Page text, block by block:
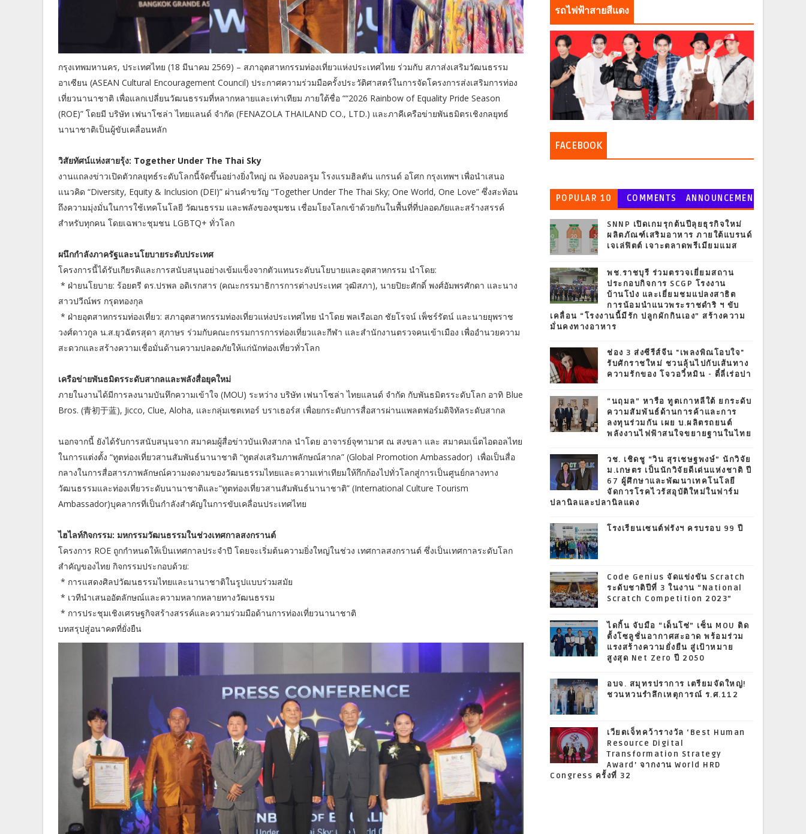
กรุงเทพมหานคร, ประเทศไทย (18 มีนาคม 2569) – สภาอุตสาหกรรมท่องเที่ยวแห่งประเทศไทย ร่วมกับ สภาส่งเสริมวัฒนธรรม
อาเซียน (ASEAN Cultural Encouragement Council) ประกาศความร่วมมือครั้งประวัติศาสตร์ในการจัดโครงการส่งเสริมการท่อง
เที่ยวนานาชาติ เพื่อแลกเปลี่ยนวัฒนธรรมที่หลากหลายและเท่าเทียม ภายใต้ชื่อ ““2026 Rainbow of Equality Pride Season
(ROE)” โดยมี บริษัท เฟนาโซล่า ไทยแลนด์ จำกัด (FENAZOLA THAILAND CO., LTD.) และภาคีเครือข่ายพันธมิตรเชิงกลยุทธ์
นานาชาติเป็นผู้ขับเคลื่อนหลัก
วิสัยทัศน์แห่งสายรุ้ง: Together Under The Thai Sky
งานแถลงข่าวเปิดตัวกลยุทธ์ระดับโลกนี้จัดขึ้นอย่างยิ่งใหญ่ ณ ห้องบอลรูม โรงแรมฮิลตัน แกรนด์ อโศก กรุงเทพฯ เพื่อนำเสนอ
แนวคิด “Diversity, Equity & Inclusion (DEI)” ผ่านคำขวัญ “Together Under The Thai Sky; One World, One Love” ซึ่งสะท้อน
ถึงความมุ่งมั่นในการใช้เทคโนโลยี วัฒนธรรม และพลังของชุมชน เชื่อมโยงโลกเข้าด้วยกันในพื้นที่ที่ปลอดภัยและสร้างสรรค์
สำหรับทุกคน โดยเฉพาะชุมชน LGBTQ+ ทั่วโลก
ผนึกกำลังภาครัฐและนโยบายระดับประเทศ
โครงการนี้ได้รับเกียรติและการสนับสนุนอย่างเข้มแข็งจากตัวแทนระดับนโยบายและอุตสาหกรรม นำโดย:
* ฝ่ายนโยบาย: ร้อยตรี ดร.ปรพล อดิเรกสาร (คณะกรรมาธิการการต่างประเทศ วุฒิสภา), นายปิยะศักดิ์ พงศ์อัมพรศักดา และนาง
สาวปวีณ์พร กรุดทองกุล
* ฝ่ายอุตสาหกรรมท่องเที่ยว: สภาอุตสาหกรรมท่องเที่ยวแห่งประเทศไทย นำโดย พลเรือเอก ชัยโรจน์ เพ็ชร์รัตน์ และนายยุพราช
วงศ์ดาวกูล น.ส.ยุวฉัตรสุดา สุภาษร ร่วมกับคณะกรรมการการท่องเที่ยวและกีฬา และสำนักงานตรวจคนเข้าเมือง เพื่ออำนวยความ
สะดวกและสร้างความเชื่อมั่นด้านความปลอดภัยให้แก่นักท่องเที่ยวทั่วโลก
เครือข่ายพันธมิตรระดับสากลและพลังสื่อยุคใหม่
ภายในงานได้มีการลงนามบันทึกความเข้าใจ (MOU) ระหว่าง บริษัท เฟนาโซล่า ไทยแลนด์ จำกัด กับพันธมิตรระดับโลก อาทิ Blue
Bros. (青初于蓝), Jicco, Clue, Aloha, และกลุ่มเซตเทอร์ บราเธอร์ส เพื่อยกระดับการสื่อสารผ่านแพลตฟอร์มดิจิทัลระดับสากล
นอกจากนี้ ยังได้รับการสนับสนุนจาก สมาคมผู้สื่อข่าวบันเทิงสากล นำโดย อาจารย์จุฑามาศ ณ สงขลา และ สมาคมเน็ตไอดอลไทย
ในการแต่งตั้ง “ทูตท่องเที่ยวสานสัมพันธ์นานาชาติ “ทูตส่งเสริมภาพลักษณ์สากล” (Global Promotion Ambassador) เพื่อเป็นสื่อ
กลางในการสื่อสารภาพลักษณ์ความงดงามของวัฒนธรรมไทยและความเท่าเทียมให้กึกก้องไปทั่วโลกสู่การเป็นศูนย์กลางทาง
วัฒนธรรมและท่องเที่ยวระดับนานาชาติและ“ทูตท่องเที่ยวสานสัมพันธ์นานาชาติ” (International Culture Tourism
Ambassador)บุคลากรที่เป็นกำลังสำคัญในการขับเคลื่อนประเทศไทย
ไฮไลท์กิจกรรม: มหกรรมวัฒนธรรมในช่วงเทศกาลสงกรานต์
โครงการ ROE ถูกกำหนดให้เป็นเทศกาลประจำปี โดยจะเริ่มต้นความยิ่งใหญ่ในช่วง เทศกาลสงกรานต์ ซึ่งเป็นเทศกาลระดับโลก
สำคัญของไทย กิจกรรมประกอบด้วย:
* การแสดงศิลปวัฒนธรรมไทยและนานาชาติในรูปแบบร่วมสมัย
* เวทีนำเสนออัตลักษณ์และความหลากหลายทางวัฒนธรรม
* การประชุมเชิงเศรษฐกิจสร้างสรรค์และความร่วมมือด้านการท่องเที่ยวนานาชาติ
บทสรุปสู่อนาคตที่ยั่งยืน
รถไฟฟ้าสายสีแดง
FACEBOOK
POPULAR 10 COMMENTS
ANNOUNCEMEN
T
SNNP เปิดเกมรุกต้นปีลุยธุรกิจใหม่
ผลิตภัณฑ์เสริมอาหาร ภายใต้แบรนด์
เจเล่ฟิตต์ เจาะตลาดพรีเมียมแมส
พช.ราชบุรี ร่วมตรวจเยี่ยมสถาน
ประกอบกิจการ SCGP โรงงาน
บ้านโป่ง และเยี่ยมชมแปลงสาธิต
การน้อมนำแนวพระราชดำริ ฯ ขับ
เคลื่อน “โรงงานนี้มีรัก ปลูกผักกินเอง” สร้างความ
มั่นคงทางอาหาร
ช่อง 3 ส่งซีรีส์จีน "เพลงพิณโอบใจ"
รับศักราชใหม่ ชวนลุ้นไปกับเส้นทาง
ความรักของ โจวอวี๋หมิน - ตี๋ลี่เร่อปา
“นฤมล” หารือ ทูตเกาหลีใต้ ยกระดับ
ความสัมพันธ์ด้านการค้าและการ
ลงทุนร่วมกัน เผย บ.ผลิตรถยนต์
พลังงานไฟฟ้าสนใจขยายฐานในไทย
วช. เชิดชู “วิน สุรเชษฐพงษ์” นักวิจัย
ม.เกษตร เป็นนักวิจัยดีเด่นแห่งชาติ ปี
67 ผู้ศึกษาและพัฒนาเทคโนโลยี
จัดการโรคไวรัสอุบัติใหม่ในฟาร์ม
ปลานิลและปลานิลแดง
โรงเรียนเซนต์ฟรังฯ ครบรอบ 99 ปี
Code Genius จัดแข่งขัน Scratch
ระดับชาติปีที่ 3 ในงาน “National
Scratch Competition 2023”
ไดกิ้น จับมือ “เด็นโซ่” เซ็น MOU ติด
ตั้งโซลูชั่นอากาศสะอาด พร้อมร่วม
แรงสร้างความยั่งยืน สู่เป้าหมาย
สูงสุด Net Zero ปี 2050
อบจ. สมุทรปราการ เตรียมจัดใหญ่!
ชวนหวนรำลึกเหตุการณ์ ร.ศ.112
เวียตเจ็ทคว้ารางวัล ‘Best Human
Resource Digital
Transformation Strategy
Award’ จากงาน World HRD
Congress ครั้งที่ 32